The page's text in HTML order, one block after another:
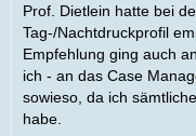
Prof. Dietlein hatte bei
Tag-/Nachtdruckprofil
Empfehlung ging auch
ich - an das Case
sowieso, da ich
habe.